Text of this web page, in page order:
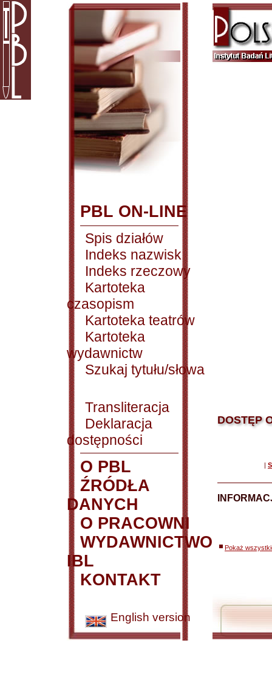
PBL ON-LINE
Spis działów
Indeks nazwisk
Indeks rzeczowy
Kartoteka
czasopism
Kartoteka teatrów
Kartoteka
wydawnictw
Szukaj tytułu/słowa
Transliteracja
Deklaracja
dostępności
O PBL
ŹRÓDŁA
DANYCH
O PRACOWNI
WYDAWNICTWO
IBL
KONTAKT
English version
DOSTĘP
|
Pokaż